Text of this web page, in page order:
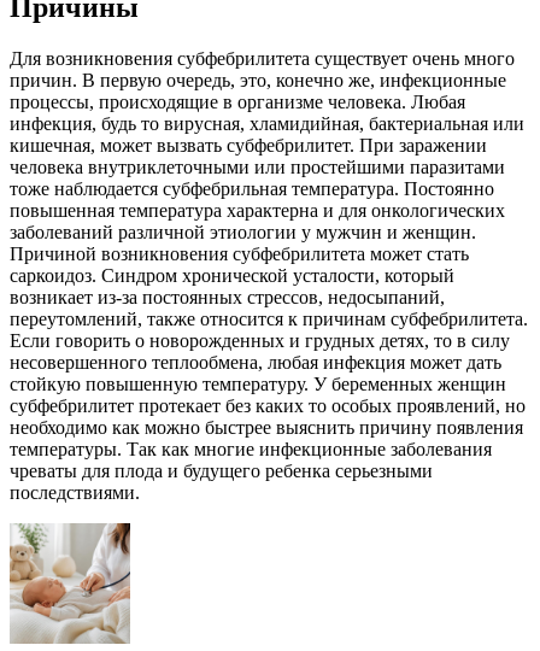
Причины
Для возникновения субфебрилитета существует очень много
причин. В первую очередь, это, конечно же, инфекционные
процессы, происходящие в организме человека. Любая
инфекция, будь то вирусная, хламидийная, бактериальная или
кишечная, может вызвать субфебрилитет. При заражении
человека внутриклеточными или простейшими паразитами
тоже наблюдается субфебрильная температура. Постоянно
повышенная температура характерна и для онкологических
заболеваний различной этиологии у мужчин и женщин.
Причиной возникновения субфебрилитета может стать
саркоидоз. Синдром хронической усталости, который
возникает из-за постоянных стрессов, недосыпаний,
переутомлений, также относится к причинам субфебрилитета.
Если говорить о новорожденных и грудных детях, то в силу
несовершенного теплообмена, любая инфекция может дать
стойкую повышенную температуру. У беременных женщин
субфебрилитет протекает без каких то особых проявлений, но
необходимо как можно быстрее выяснить причину появления
температуры. Так как многие инфекционные заболевания
чреваты для плода и будущего ребенка серьезными
последствиями.